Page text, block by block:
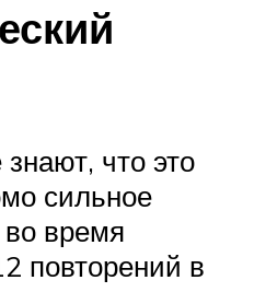
что это
сильное
время
повторений в